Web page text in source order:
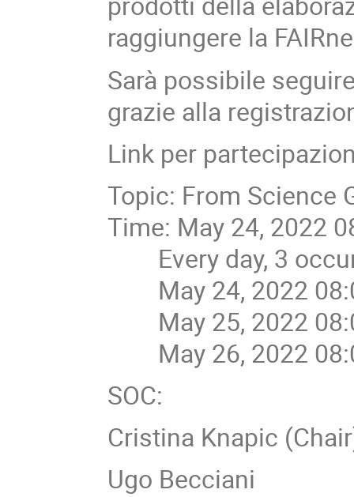
raggiungere la
Sarà possibile
grazie alla
Link per
Topic: From Science
Time: May 24, 2022
Every day, 3
May 24, 2022
May 25, 2022
May 26, 2022
SOC:
Cristina Knapic
Ugo Becciani